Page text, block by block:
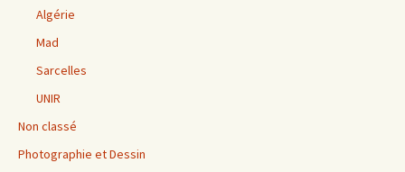
Algérie
Mad
Sarcelles
UNIR
Non classé
Photographie et Dessin